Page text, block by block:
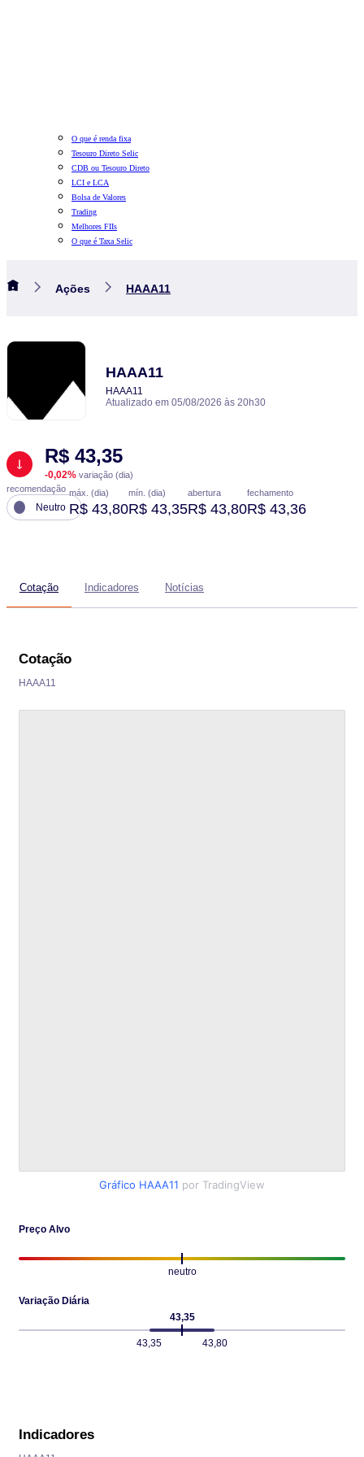
O que é renda fixa
Tesouro Direto Selic
CDB ou Tesouro Direto
LCI e LCA
Bolsa de Valores
Trading
Melhores FIIs
O que é Taxa Selic
Ações HAAA11
HAAA11
HAAA11
Atualizado em 05/08/2026 às 20h30
R$ 43,35
-0,02% variação (dia)
recomendação
Neutro
máx. (dia)
R$ 43,80
mín. (dia)
R$ 43,35
abertura
R$ 43,80
fechamento
R$ 43,36
Cotação Indicadores Notícias
Cotação
HAAA11
Gráfico HAAA11 por TradingView
Preço Alvo
neutro
Variação Diária
43,35
43,35 43,80
Indicadores